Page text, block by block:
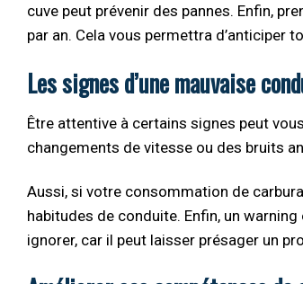
cuve peut prévenir des pannes. Enfin,
par an. Cela vous permettra d’anticiper
Les signes d’une mauvaise
Être attentive à certains signes peut
changements de vitesse ou des bruits
Aussi, si votre consommation de
habitudes de conduite. Enfin, un
ignorer, car il peut laisser présager un